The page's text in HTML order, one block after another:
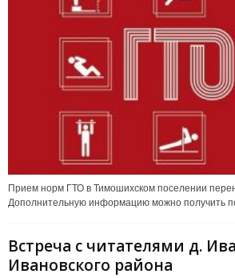
Прием норм ГТО в Тимошихском поселении
Дополнительную информацию можно получить
Встреча с читателями д.
Ивановского района